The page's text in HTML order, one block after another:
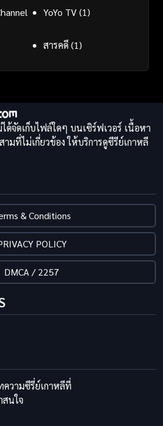
YoYo TV(1)
สารคดี(1)
ด้จัดเก็บไฟล์ใดๆ บนเซิร์ฟเวอร์ เนื้อหา
มที่ไม่เกี่ยวข้อง ให้บริการดูซีรีย์เกาหลี
& Conditions
POLICY
DMCA / 2257
ความซีรี่ย์เกาหลีที่
สนใจ